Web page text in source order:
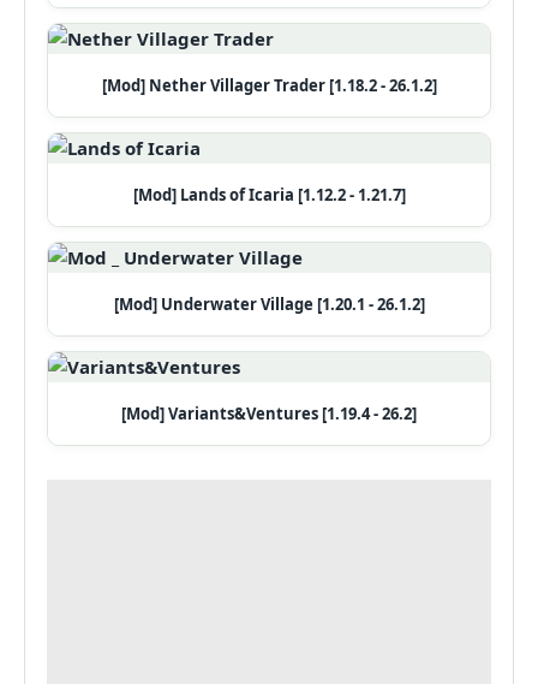
[Mod] Nether Villager Trader [1.18.2 - 26.1.2]
[Mod] Lands of Icaria [1.12.2 - 1.21.7]
[Mod] Underwater Village [1.20.1 - 26.1.2]
[Mod] Variants&Ventures [1.19.4 - 26.2]